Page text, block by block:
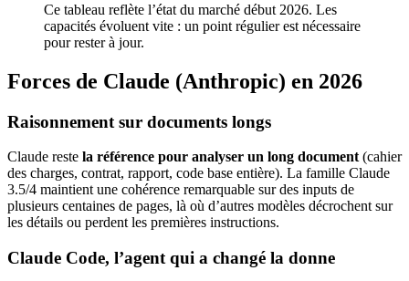
Ce tableau reflète l’état du marché début 2026. Les
capacités évoluent vite : un point régulier est nécessaire
pour rester à jour.
Forces de Claude (Anthropic) en 2026
Raisonnement sur documents longs
Claude reste la référence pour analyser un long document (cahier
des charges, contrat, rapport, code base entière). La famille Claude
3.5/4 maintient une cohérence remarquable sur des inputs de
plusieurs centaines de pages, là où d’autres modèles décrochent sur
les détails ou perdent les premières instructions.
Claude Code, l’agent qui a changé la donne